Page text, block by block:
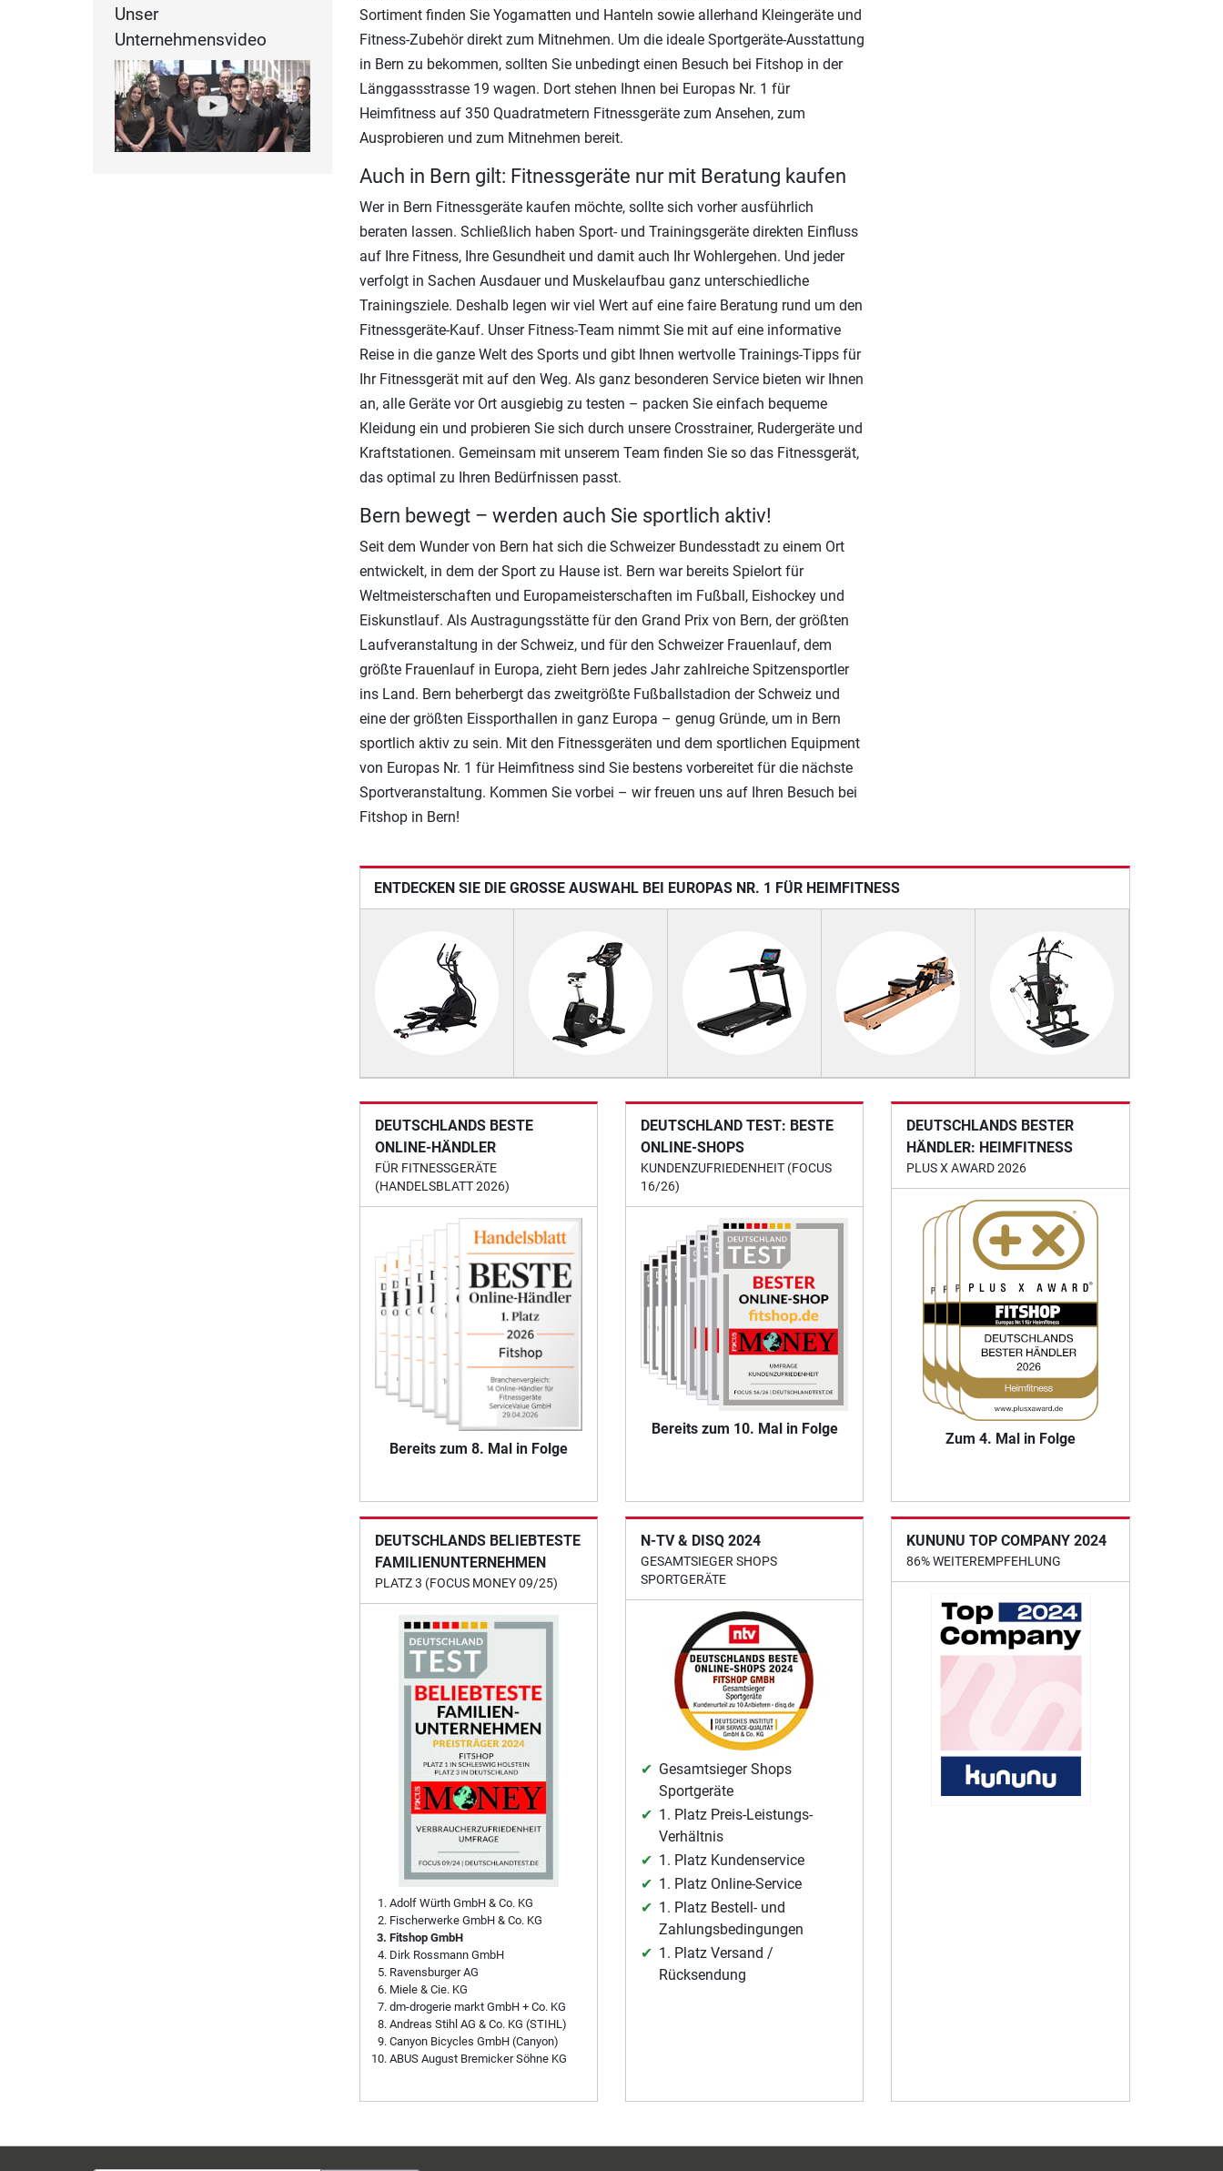
Unser
Unternehmensvideo
Sortiment finden Sie Yogamatten und Hanteln sowie allerhand Kleingeräte und
Fitness-Zubehör direkt zum Mitnehmen. Um die ideale Sportgeräte-Ausstattung
in Bern zu bekommen, sollten Sie unbedingt einen Besuch bei Fitshop in der
Länggassstrasse 19 wagen. Dort stehen Ihnen bei Europas Nr. 1 für
Heimfitness auf 350 Quadratmetern Fitnessgeräte zum Ansehen, zum
Ausprobieren und zum Mitnehmen bereit.
Auch in Bern gilt: Fitnessgeräte nur mit Beratung kaufen
Wer in Bern Fitnessgeräte kaufen möchte, sollte sich vorher ausführlich
beraten lassen. Schließlich haben Sport- und Trainingsgeräte direkten Einfluss
auf Ihre Fitness, Ihre Gesundheit und damit auch Ihr Wohlergehen. Und jeder
verfolgt in Sachen Ausdauer und Muskelaufbau ganz unterschiedliche
Trainingsziele. Deshalb legen wir viel Wert auf eine faire Beratung rund um den
Fitnessgeräte-Kauf. Unser Fitness-Team nimmt Sie mit auf eine informative
Reise in die ganze Welt des Sports und gibt Ihnen wertvolle Trainings-Tipps für
Ihr Fitnessgerät mit auf den Weg. Als ganz besonderen Service bieten wir Ihnen
an, alle Geräte vor Ort ausgiebig zu testen – packen Sie einfach bequeme
Kleidung ein und probieren Sie sich durch unsere Crosstrainer, Rudergeräte und
Kraftstationen. Gemeinsam mit unserem Team finden Sie so das Fitnessgerät,
das optimal zu Ihren Bedürfnissen passt.
Bern bewegt – werden auch Sie sportlich aktiv!
Seit dem Wunder von Bern hat sich die Schweizer Bundesstadt zu einem Ort
entwickelt, in dem der Sport zu Hause ist. Bern war bereits Spielort für
Weltmeisterschaften und Europameisterschaften im Fußball, Eishockey und
Eiskunstlauf. Als Austragungsstätte für den Grand Prix von Bern, der größten
Laufveranstaltung in der Schweiz, und für den Schweizer Frauenlauf, dem
größte Frauenlauf in Europa, zieht Bern jedes Jahr zahlreiche Spitzensportler
ins Land. Bern beherbergt das zweitgrößte Fußballstadion der Schweiz und
eine der größten Eissporthallen in ganz Europa – genug Gründe, um in Bern
sportlich aktiv zu sein. Mit den Fitnessgeräten und dem sportlichen Equipment
von Europas Nr. 1 für Heimfitness sind Sie bestens vorbereitet für die nächste
Sportveranstaltung. Kommen Sie vorbei – wir freuen uns auf Ihren Besuch bei
Fitshop in Bern!
ENTDECKEN SIE DIE GROSSE AUSWAHL BEI EUROPAS NR. 1 FÜR HEIMFITNESS
DEUTSCHLANDS BESTE
ONLINE-HÄNDLER
FÜR FITNESSGERÄTE
(HANDELSBLATT 2026)
Bereits zum 8. Mal in Folge
DEUTSCHLAND TEST: BESTE
ONLINE-SHOPS
KUNDENZUFRIEDENHEIT (FOCUS
16/26)
Bereits zum 10. Mal in Folge
DEUTSCHLANDS BESTER
HÄNDLER: HEIMFITNESS
PLUS X AWARD 2026
Zum 4. Mal in Folge
DEUTSCHLANDS BELIEBTESTE
FAMILIENUNTERNEHMEN
PLATZ 3 (FOCUS MONEY 09/25)
Adolf Würth GmbH & Co. KG
Fischerwerke GmbH & Co. KG
Fitshop GmbH
Dirk Rossmann GmbH
Ravensburger AG
Miele & Cie. KG
dm-drogerie markt GmbH + Co. KG
Andreas Stihl AG & Co. KG (STIHL)
Canyon Bicycles GmbH (Canyon)
ABUS August Bremicker Söhne KG
N-TV & DISQ 2024
GESAMTSIEGER SHOPS
SPORTGERÄTE
Gesamtsieger Shops
Sportgeräte
1. Platz Preis-Leistungs-
Verhältnis
1. Platz Kundenservice
1. Platz Online-Service
1. Platz Bestell- und
Zahlungsbedingungen
1. Platz Versand /
Rücksendung
KUNUNU TOP COMPANY 2024
86% WEITEREMPFEHLUNG